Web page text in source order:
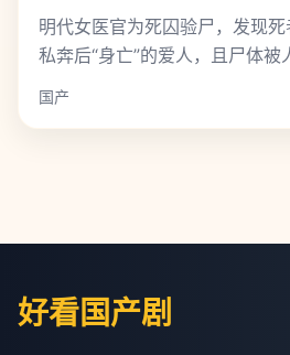
明代女医官为死囚验尸，发现
私奔后“身亡”的爱人，且尸体被
国产
好看国产剧